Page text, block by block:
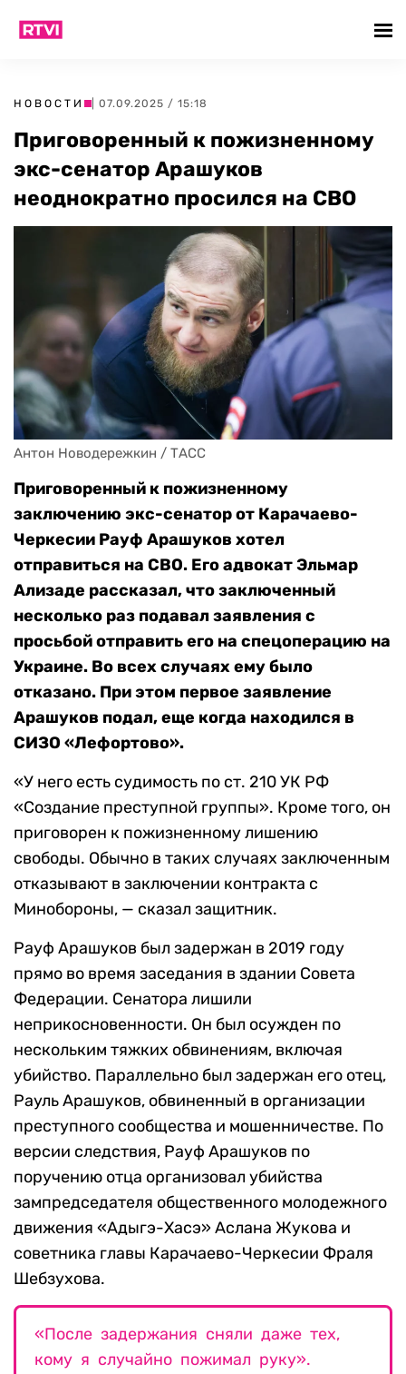
НОВОСТИ | 07.09.2025 / 15:18
Приговоренный к пожизненному
экс-сенатор Арашуков
неоднократно просился на СВО
Антон Новодережкин / ТАСС
Приговоренный к пожизненному
заключению экс-сенатор от Карачаево-
Черкесии Рауф Арашуков хотел
отправиться на СВО. Его адвокат Эльмар
Ализаде рассказал, что заключенный
несколько раз подавал заявления с
просьбой отправить его на спецоперацию на
Украине. Во всех случаях ему было
отказано. При этом первое заявление
Арашуков подал, еще когда находился в
СИЗО «Лефортово».
«У него есть судимость по ст. 210 УК РФ
«Создание преступной группы». Кроме того, он
приговорен к пожизненному лишению
свободы. Обычно в таких случаях заключенным
отказывают в заключении контракта с
Минобороны, — сказал защитник.
Рауф Арашуков был задержан в 2019 году
прямо во время заседания в здании Совета
Федерации. Сенатора лишили
неприкосновенности. Он был осужден по
нескольким тяжких обвинениям, включая
убийство. Параллельно был задержан его отец,
Рауль Арашуков, обвиненный в организации
преступного сообщества и мошенничестве. По
версии следствия, Рауф Арашуков по
поручению отца организовал убийства
зампредседателя общественного молодежного
движения «Адыгэ-Хасэ» Аслана Жукова и
советника главы Карачаево-Черкесии Фраля
Шебзухова.
«После задержания сняли даже тех,
кому я случайно пожимал руку».